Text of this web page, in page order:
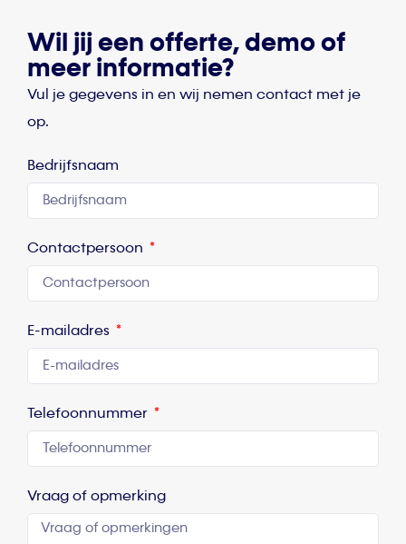
Wil jij een offerte, demo of
meer informatie?
Vul je gegevens in en wij nemen contact met je
op.
Bedrijfsnaam
Contactpersoon
E-mailadres
Telefoonnummer
Vraag of opmerking